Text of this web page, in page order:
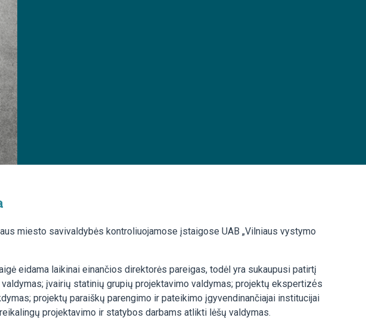
miesto savivaldybės kontroliuojamose įstaigose UAB „Vilniaus vystymo
eidama laikinai einančios direktorės pareigas, todėl yra sukaupusi patirtį
įvairių statinių grupių projektavimo valdymas; projektų ekspertizė̇s
projektų paraiškų parengimo ir pateikimo įgyvendinančiajai institucijai
projektavimo ir statybos darbams atlikti lėšų valdymas.